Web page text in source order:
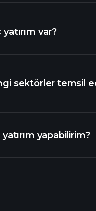
var?
sektörler temsil
yapabilirim?